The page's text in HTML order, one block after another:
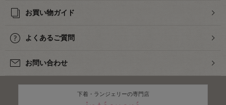
お買い物ガイド
よくあるご質問
お問い合わせ
下着・ランジェリーの専門店